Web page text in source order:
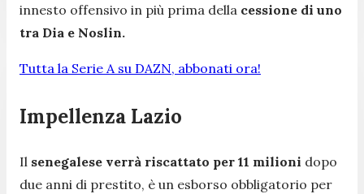
innesto offensivo in più prima della cessione di uno
tra Dia e Noslin.
Tutta la Serie A su DAZN, abbonati ora!
Impellenza Lazio
Il senegalese verrà riscattato per 11 milioni dopo
due anni di prestito, è un esborso obbligatorio per